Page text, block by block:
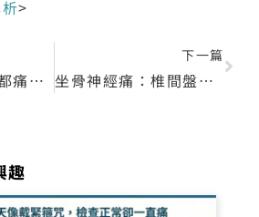
>
網球肘：拿杯子都痛，她差點以為自己不能工作了
下一篇
坐骨神經痛：椎間盤突出，他卻痛到腳麻
趣